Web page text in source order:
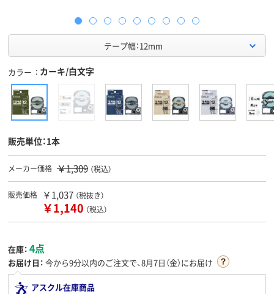
テープ幅：12mm
カラー カーキ/白文字
販売単位：1本
メーカー価格 ￥1,309 （税込）
販売価格 ￥1,037 （税抜き）
￥1,140 （税込）
在庫： 4点
お届け日： 今から9分以内のご注文で、8月7日（金）にお届け
アスクル在庫商品